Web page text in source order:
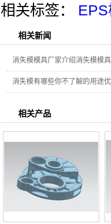
相关标签：
相关新闻
消失模模具厂家介绍消失模模
消失模有哪些你不了解的用途
相关产品